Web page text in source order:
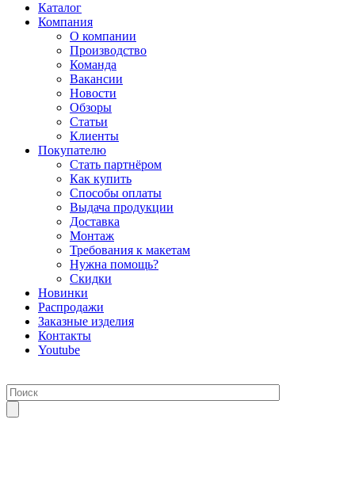
Каталог
Компания
О компании
Производство
Команда
Вакансии
Новости
Обзоры
Статьи
Клиенты
Покупателю
Стать партнёром
Как купить
Способы оплаты
Выдача продукции
Доставка
Монтаж
Требования к макетам
Нужна помощь?
Скидки
Новинки
Распродажи
Заказные изделия
Контакты
Youtube